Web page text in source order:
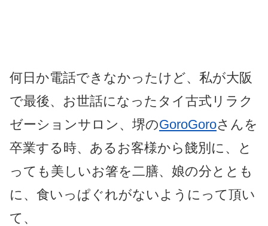
何日か電話できなかったけど、私が大阪
で最後、お世話になったタイ古式リラク
ゼーションサロン、堺のGoroGoroさんを
卒業する時、あるお客様から餞別に、と
っても美しいお箸を二膳、娘の分ととも
に、食いっぱぐれがないようにって頂い
て、